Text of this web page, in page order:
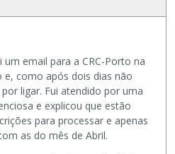
um email para a CRC-Porto na
e, como após dois dias não
ligar. Fui atendido por uma
e explicou que estão
para processar e apenas
as do mês de Abril.